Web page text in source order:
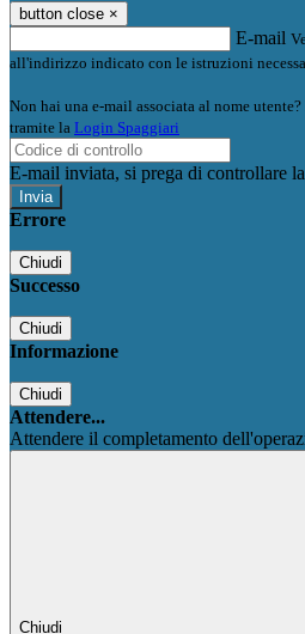
button close ×
E-mail
all'indirizzo indicato con le istruzioni
Non hai una e-mail associata al nome
tramite la Login Spaggiari
E-mail inviata, si prega di controllare
Errore
Chiudi
Successo
Chiudi
Informazione
Chiudi
Attendere...
Attendere il completamento
Chiudi